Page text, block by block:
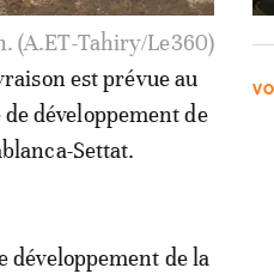
(A.ET-Tahiry/Le360)
est prévue au
développement de
Settat.
développement de la